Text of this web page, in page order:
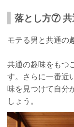
落とし方⑦ 共
モテる男と共通の
共通の趣味をもつ
す。さらに一番近
味を見つけて自分
しょう。